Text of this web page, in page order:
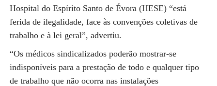
Hospital do Espírito Santo de Évora (HESE) “está
ferida de ilegalidade, face às convenções coletivas de
trabalho e à lei geral”, advertiu.
“Os médicos sindicalizados poderão mostrar-se
indisponíveis para a prestação de todo e qualquer tipo
de trabalho que não ocorra nas instalações